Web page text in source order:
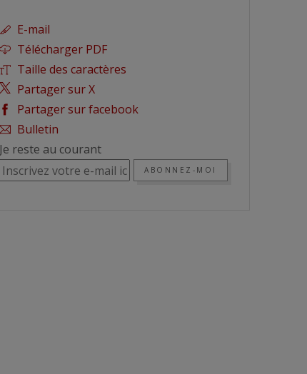
E-mail
Télécharger PDF
Taille des caractères
Partager sur X
Partager sur facebook
Bulletin
Je reste au courant
ABONNEZ-MOI